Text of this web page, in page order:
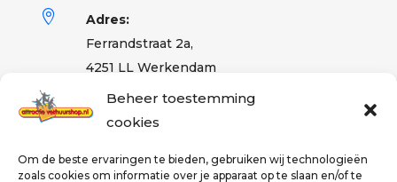
Beheer toestemming
cookies
Om de beste ervaringen te bieden, gebruiken wij technologieën
zoals cookies om informatie over je apparaat op te slaan en/of te

Adres:
Ferrandstraat 2a,
4251 LL Werkendam
Partner